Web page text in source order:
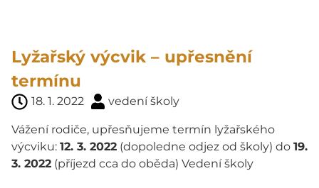
Lyžařský výcvik – upřesnění
termínu
18. 1. 2022 vedení školy
Vážení rodiče, upřesňujeme termín lyžařského
výcviku: 12. 3. 2022 (dopoledne odjez od školy) do 19.
3. 2022 (příjezd cca do oběda) Vedení školy